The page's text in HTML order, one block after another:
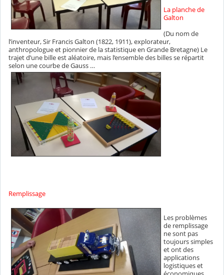
La planche de
Galton
(Du nom de
l’inventeur, Sir Francis Galton (1822, 1911), explorateur,
anthropologue et pionnier de la statistique en Grande Bretagne) Le
trajet d’une bille est aléatoire, mais l’ensemble des billes se répartit
selon une courbe de Gauss …
Remplissage
Les problèmes
de remplissage
ne sont pas
toujours simples
et ont des
applications
logistiques et